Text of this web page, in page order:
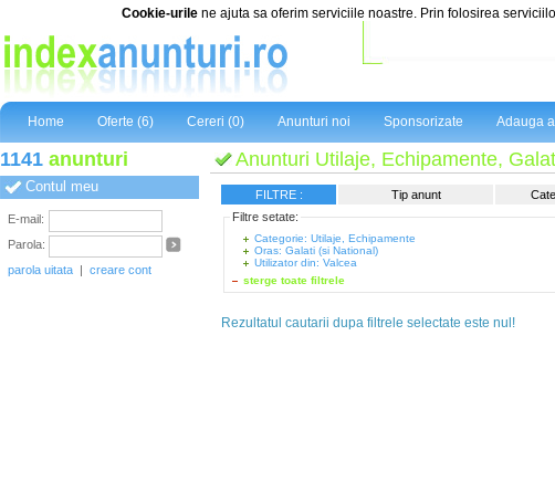
Cookie-urile ne ajuta sa oferim serviciile noastre. Prin folosirea
Home Oferte (6) Cereri (0) Anunturi noi Sponsorizate Adauga
1141 anunturi
Contul meu
E-mail:
Parola:
parola uitata | creare cont
Anunturi Utilaje, Echipamente,
FILTRE : Tip anunt
Filtre setate:
Categorie: Utilaje, Echipamente
Oras: Galati (si National)
Utilizator din: Valcea
sterge toate filtrele
Rezultatul cautarii dupa filtrele selectate este nul!